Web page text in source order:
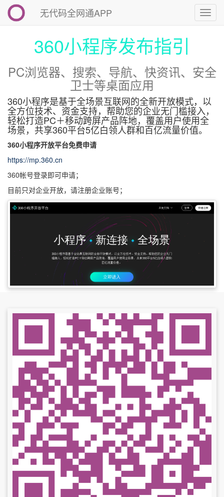
切
换
无代码全网通APP
360小程序发布指引
PC浏览器、搜索、导航、快资讯、安全
卫士等桌面应用
360小程序是基于全场景互联网的全新开放模式，以
全方位技术、资金支持，帮助您的企业无门槛接入，
轻松打造PC＋移动跨屏产品阵地，覆盖用户使用全
场景，共享360平台5亿白领人群和百亿流量价值。
360小程序开放平台免费申请
https://mp.360.cn
360帐号登录即可申请；
目前只对企业开放，请注册企业账号；